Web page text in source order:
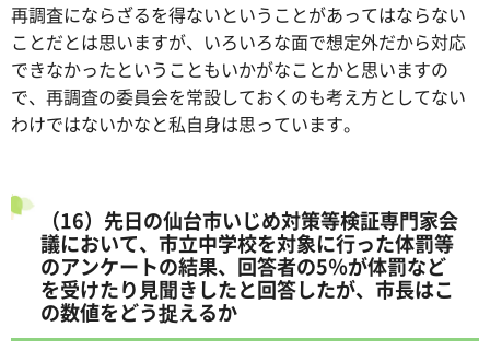
再調査にならざるを得ないということがあってはならない
ことだとは思いますが、いろいろな面で想定外だから対応
できなかったということもいかがなことかと思いますの
で、再調査の委員会を常設しておくのも考え方としてない
わけではないかなと私自身は思っています。
（16）先日の仙台市いじめ対策等検証専門家会
議において、市立中学校を対象に行った体罰等
のアンケートの結果、回答者の5％が体罰など
を受けたり見聞きしたと回答したが、市長はこ
の数値をどう捉えるか